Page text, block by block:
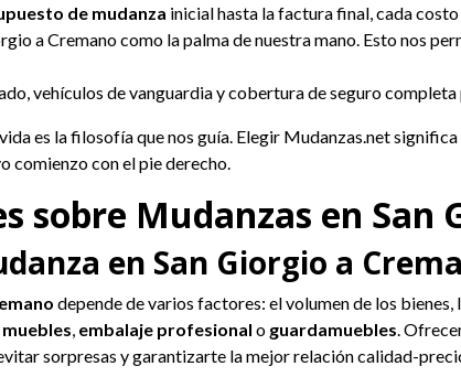
de mudanza inicial hasta la factura final, cada
a Cremano como la palma de nuestra mano. Esto nos
vehículos de vanguardia y cobertura de seguro
es la filosofía que nos guía. Elegir Mudanzas.net
comienzo con el pie derecho.
sobre Mudanzas en San
en San Giorgio a
depende de varios factores: el volumen de los
, embalaje profesional o guardamuebles.
sorpresas y garantizarte la mejor relación calidad-